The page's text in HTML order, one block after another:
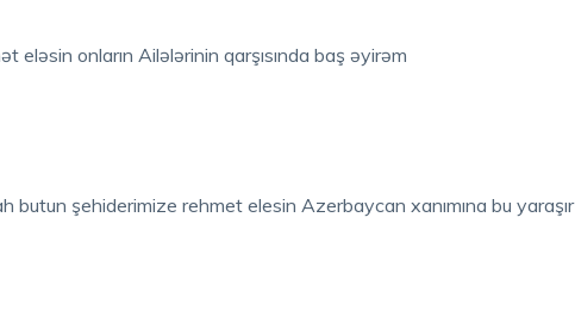
eləsin onların Ailələrinin qarşısında baş əyirəm
butun şehiderimize rehmet elesin Azerbaycan xanımına bu yaraşır